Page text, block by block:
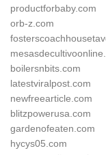
productforbaby.com
orb-z.com
boilersnbits.com
latestviralpost.com
newfreearticle.com
blitzpowerusa.com
gardenofeaten.com
hycys05.com